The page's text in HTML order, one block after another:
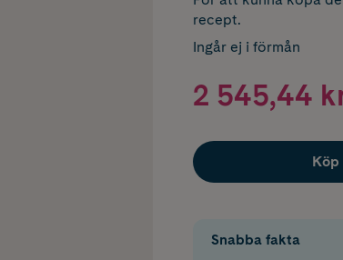
recept.
Ingår ej i förmån
2 545,44
Snabba fakta